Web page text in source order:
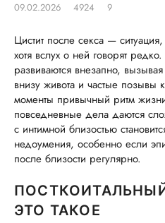
09.02.2026 4924 9
Цистит после секса —
хотя вслух о ней говорят
развиваются внезапно,
внизу живота и частые позывы
моменты привычный ритм
повседневные дела даются
с интимной близостью
недоумения, особенно если
после близости регулярно.
ЭТО ТАКОЕ